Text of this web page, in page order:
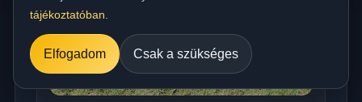
tájékoztatóban
Elfogadom Csak a szükséges